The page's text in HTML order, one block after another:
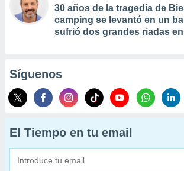
30 años de la tragedia de
camping se levantó en un
sufrió dos grandes riadas
Síguenos
El Tiempo en tu email